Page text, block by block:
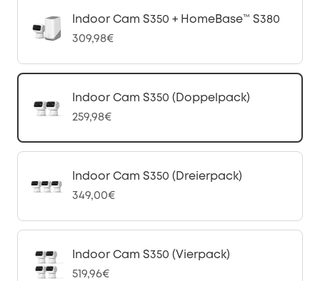
Indoor Cam S350 + HomeBase™ S380
309,98€
Indoor Cam S350 (Doppelpack)
259,98€
Indoor Cam S350 (Dreierpack)
349,00€
Indoor Cam S350 (Vierpack)
519,96€